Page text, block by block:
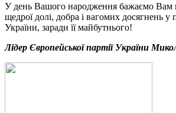
У день Вашого народження бажаємо Вам
щедрої долі, добра і вагомих досягнень у
України, заради її майбутнього!
Лідер Європейської партії України